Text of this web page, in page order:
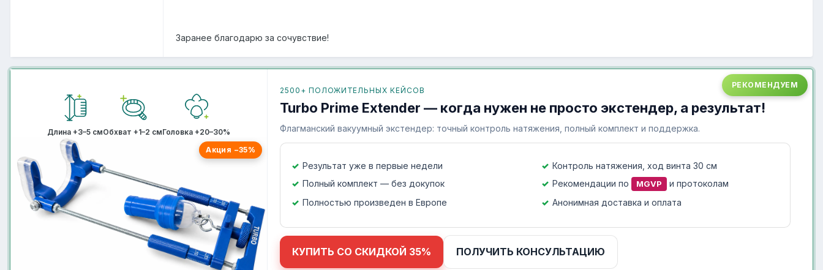
Заранее благодарю за сочувствие!
Длина +3–5 смОбхват +1–2 смГоловка +20–30%
Акция −35%
РЕКОМЕНДУЕМ
2500+ ПОЛОЖИТЕЛЬНЫХ КЕЙСОВ
Turbo Prime Extender — когда нужен не просто экстендер, а результат!
Флагманский вакуумный экстендер: точный контроль натяжения, полный комплект и поддержка.
Результат уже в первые недели
Контроль натяжения, ход винта 30 см
Полный комплект — без докупок
Рекомендации по MGVP
и протоколам
Полностью произведен в Европе
Анонимная доставка и оплата
КУПИТЬ СО СКИДКОЙ 35% ПОЛУЧИТЬ КОНСУЛЬТАЦИЮ